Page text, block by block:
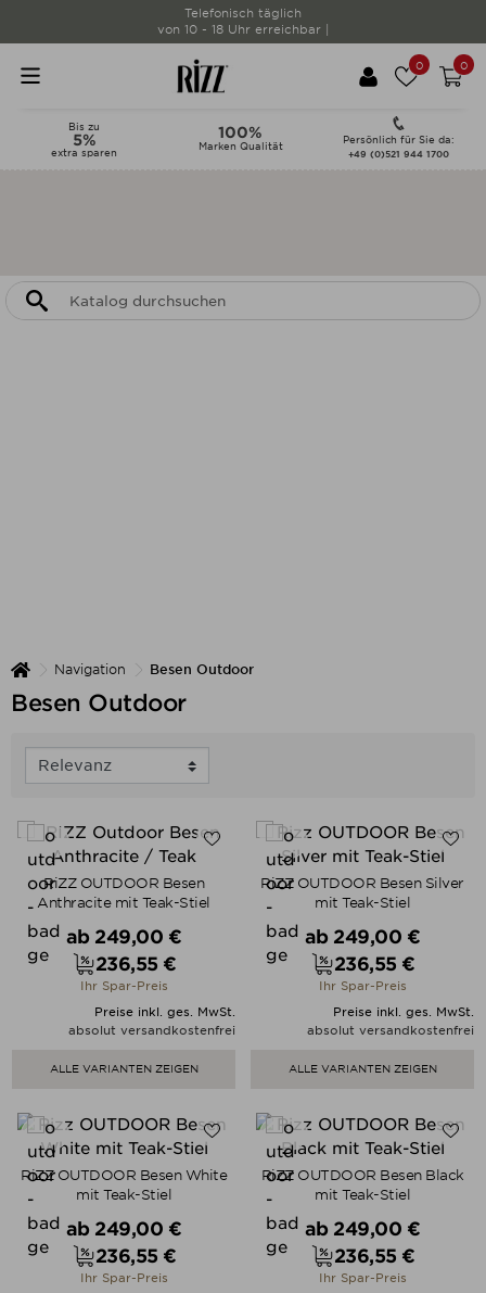
Telefonisch täglich
von 10 - 18 Uhr erreichbar |
0 0
Bis zu
5%
extra sparen
100%
Marken Qualität
Persönlich für Sie da:
+49 (0)521 944 1700
Navigation Besen Outdoor
Besen Outdoor
RiZZ OUTDOOR Besen
Anthracite mit Teak-Stiel
Verkaufspreis
ab 249,00 €
Preis
236,55 €
Ihr Spar-Preis
Preise inkl. ges. MwSt.
absolut versandkostenfrei
ALLE VARIANTEN ZEIGEN
RiZZ OUTDOOR Besen Silver
mit Teak-Stiel
Verkaufspreis
ab 249,00 €
Preis
236,55 €
Ihr Spar-Preis
Preise inkl. ges. MwSt.
absolut versandkostenfrei
ALLE VARIANTEN ZEIGEN
RiZZ OUTDOOR Besen White
mit Teak-Stiel
Verkaufspreis
ab 249,00 €
Preis
236,55 €
Ihr Spar-Preis
RiZZ OUTDOOR Besen Black
mit Teak-Stiel
Verkaufspreis
ab 249,00 €
Preis
236,55 €
Ihr Spar-Preis